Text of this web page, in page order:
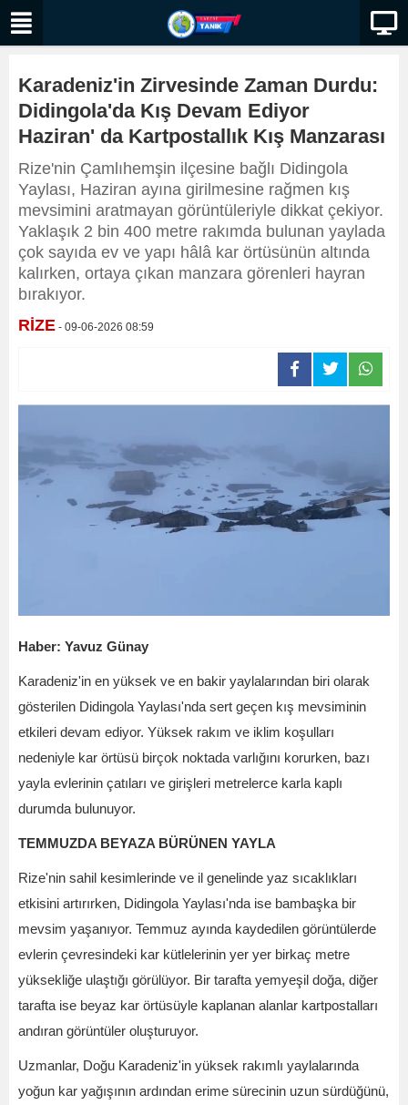
Karadeniz'in Zirvesinde Zaman Durdu:
Didingola'da Kış Devam Ediyor
Haziran' da Kartpostallık Kış Manzarası
Rize'nin Çamlıhemşin ilçesine bağlı Didingola
Yaylası, Haziran ayına girilmesine rağmen kış
mevsimini aratmayan görüntüleriyle dikkat çekiyor.
Yaklaşık 2 bin 400 metre rakımda bulunan yaylada
çok sayıda ev ve yapı hâlâ kar örtüsünün altında
kalırken, ortaya çıkan manzara görenleri hayran
bırakıyor.
RİZE - 09-06-2026 08:59
Haber: Yavuz Günay
Karadeniz'in en yüksek ve en bakir yaylalarından biri olarak
gösterilen Didingola Yaylası'nda sert geçen kış mevsiminin
etkileri devam ediyor. Yüksek rakım ve iklim koşulları
nedeniyle kar örtüsü birçok noktada varlığını korurken, bazı
yayla evlerinin çatıları ve girişleri metrelerce karla kaplı
durumda bulunuyor.
TEMMUZDA BEYAZA BÜRÜNEN YAYLA
Rize'nin sahil kesimlerinde ve il genelinde yaz sıcaklıkları
etkisini artırırken, Didingola Yaylası'nda ise bambaşka bir
mevsim yaşanıyor. Temmuz ayında kaydedilen görüntülerde
evlerin çevresindeki kar kütlelerinin yer yer birkaç metre
yüksekliğe ulaştığı görülüyor. Bir tarafta yemyeşil doğa, diğer
tarafta ise beyaz kar örtüsüyle kaplanan alanlar kartpostalları
andıran görüntüler oluşturuyor.
Uzmanlar, Doğu Karadeniz'in yüksek rakımlı yaylalarında
yoğun kar yağışının ardından erime sürecinin uzun sürdüğünü,